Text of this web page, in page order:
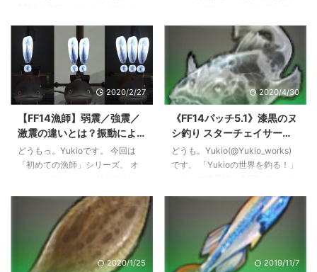
場：レイクランド『始まりの湖 ...
ることが少ないので退屈になりが
ち。特にレベリングの時など淡々
と釣りあげるだけになることもあ
りますよね。 今回はそんなもの
ぐさ漁師様向けに普段Yukioが使
っている釣り用マクロを公開しま
す。 動画を見ながらポチポ
チ・・・だけでなくヌシ釣りにも
使える便利なマクロもあるので良
かったら使ってみてくださいね。
から使うことができるマクロ ...
取得を終えた頃かと思います。
http://capyworks.jp/ff14_oceanfi
shing/ 今回はマウント獲得に必要
な釣果点10,000ポイントをさら
に超えて、称号「Ocean
Fisher」の獲得に必要な16,000
ポイントを本気で狙いに行く釣り
方を考えてみたいと思います。
「Taikoubou」「Ebisu」に続く
漁師の最新称号目指して頑張りま
2020/2/27
【FF14漁師】弱震／強震／
激震の違いとは？振動によ
る魚の見分け方と使い方！
【初めての漁師】
どうもっ。Yukioです。 今回は
「初めての漁師」シリーズ。 オ
けて、パッチ5.2でとってもわか
りやすくなった振動による魚の選
別について解説していきます。
魚の判別はほぼ漁師の必須スキ
ル！釣り分けることで時間とGP
2020/4/30
《FF14パッチ5.1》漆黒のヌ
シ釣り スターチェイサー
【Yukioの世界を釣る！】
どうも。Yukio(@Yukio_works)
です。 「Yukioの世界を釣る！」
ーチェイサー』を狙います。 ヌ
シ『スターチェイサー』 釣り
場：テンペスト『プルプラ洞』
天候：曇り 時間：０６：００～
０９：５９ エサ：イカの切り身
2020/1/25 2019/11/7